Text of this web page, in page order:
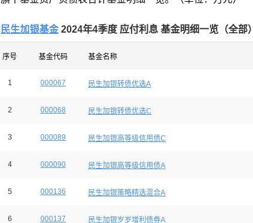
民生加银基金 2024年4季度 应付利息 基金明细一览（全部）
序号 基金代码 基金名称
1 000067 民生加银转债优选A
2 000068 民生加银转债优选C
3 000089 民生加银高等级信用债C
4 000090 民生加银高等级信用债A
5 000136 民生加银策略精选混合A
6 000137 民生加银岁岁增利债券A